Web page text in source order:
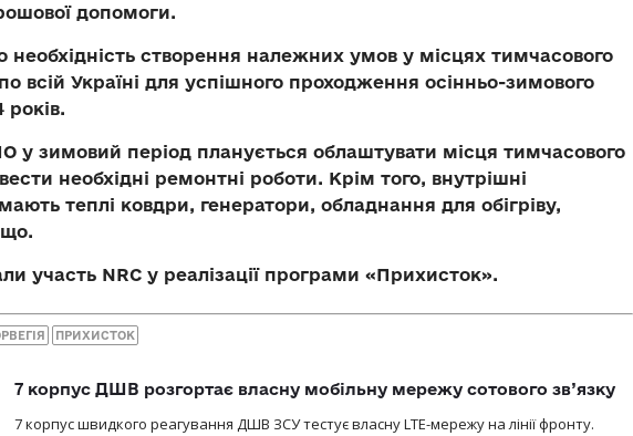
допомоги.
створення належних умов у місцях тимчасового
всій Україні для успішного проходження осінньо-зимового
років.
у зимовий період планується облаштувати місця тимчасового
необхідні ремонтні роботи. Крім того, внутрішні
теплі ковдри, генератори, обладнання для обігріву,
участь NRC у реалізації програми «Прихисток».
ПРИХИСТОК
7 корпус ДШВ розгортає власну мобільну мережу сотового зв’язку
7 корпус швидкого реагування ДШВ ЗСУ тестує власну LTE-мережу на лінії фронту.